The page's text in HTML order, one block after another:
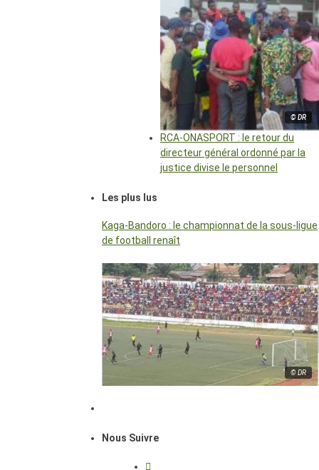
© DR
RCA-ONASPORT : le retour du
directeur général ordonné par la
justice divise le personnel
Les plus lus
Kaga-Bandoro : le championnat de la sous-ligue
de football renaît
© DR
Nous Suivre